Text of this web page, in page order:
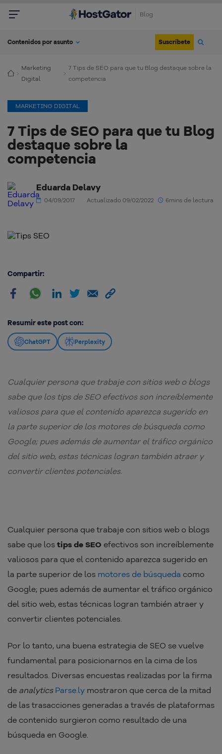
Blog
Contenidos por asunto Suscríbete
Marketing
Digital
7 Tips de SEO para que tu Blog destaque sobre la
competencia
MARKETING DIGITAL
7 Tips de SEO para que tu Blog
destaque sobre la
competencia
Eduarda Delavy
04/09/2017 Actualizado 09/02/2022 6mins de lectura
Compartir:
Resumir este post con:
ChatGPT Perplexity
Cualquier persona que trabaje con sitios web o blogs
sabe que los tips de SEO efectivos son increíblemente
valiosos para que el contenido aparezca sugerido en
la parte superior de los motores de búsqueda como
Google; pues además de aumentar el tráfico orgánico
del sitio web, estas técnicas logran también atraer y
convertir clientes potenciales.
Cualquier persona que trabaje con sitios web o blogs
sabe que los tips de SEO efectivos son increíblemente
valiosos para que el contenido aparezca sugerido en
la parte superior de los motores de búsqueda como
Google; pues además de aumentar el tráfico orgánico
del sitio web, estas técnicas logran también atraer y
convertir clientes potenciales.
Por lo tanto, una buena estrategia de SEO se vuelve
fundamental para posicionarnos en la cima de los
resultados. Diversas encuestas realizadas por la firma
de analytics Parse.ly mostraron que cerca de la mitad
de las trasacciones generadas a través de plataformas
de contenido surgieron como resultado de una
búsqueda en Google.